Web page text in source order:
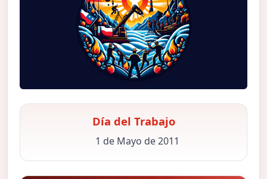
Día del Trabajo
1 de Mayo de 2011